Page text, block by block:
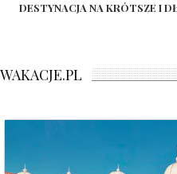
DESTYNACJA NA KRÓTSZE I
WAKACJE.PL